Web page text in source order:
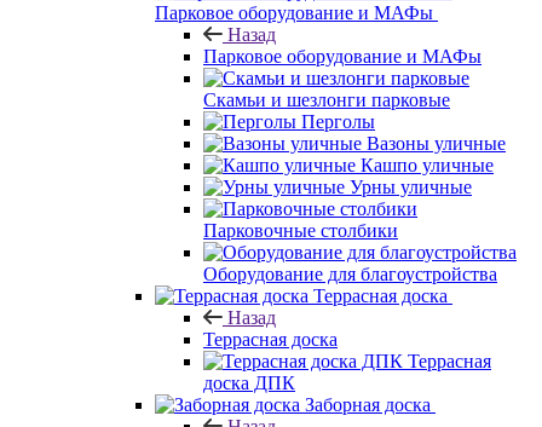
Парковое оборудование и МАФы
Назад
Парковое оборудование и МАФы
Скамьи и шезлонги парковые
Перголы
Вазоны уличные
Кашпо уличные
Урны уличные
Парковочные столбики
Оборудование для благоустройства
Террасная доска
Назад
Террасная доска
Террасная
доска ДПК
Заборная доска